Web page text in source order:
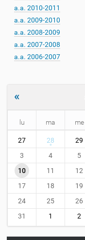
a.a. 2010-2011
a.a. 2009-2010
a.a. 2008-2009
a.a. 2007-2008
a.a. 2006-2007
«
t
8
lu ma me
27 28 29
3
4 5
10
11 12
17
18 19
24
25 26
31
1 2